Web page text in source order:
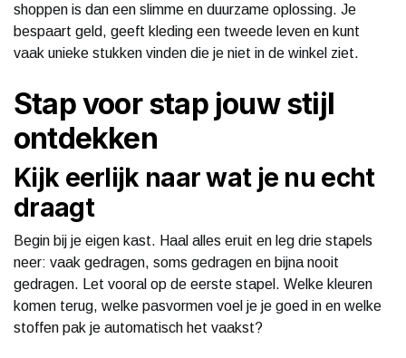
shoppen is dan een slimme en duurzame oplossing. Je
bespaart geld, geeft kleding een tweede leven en kunt
vaak unieke stukken vinden die je niet in de winkel ziet.
Stap voor stap jouw stijl
ontdekken
Kijk eerlijk naar wat je nu echt
draagt
Begin bij je eigen kast. Haal alles eruit en leg drie stapels
neer: vaak gedragen, soms gedragen en bijna nooit
gedragen. Let vooral op de eerste stapel. Welke kleuren
komen terug, welke pasvormen voel je je goed in en welke
stoffen pak je automatisch het vaakst?